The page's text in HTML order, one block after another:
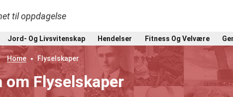
til oppdagelse
Jord- Og Livsvitenskap Hendelser Fitness Og Velvære
Home Flyselskaper
om Flyselskaper